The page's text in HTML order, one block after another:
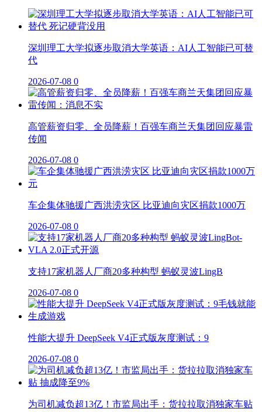
深圳理工大学拟逐步取消大学英语：AI人工智能已可替
代
2026-07-08 0
高管薪资归零、全员降薪！百强车商兰天集团回应暴雷
传闻
2026-07-08 0
车企集体驰援广西洪涝灾区 比亚迪向灾区捐款1000万
2026-07-08 0
支持17家机器人厂商20多种构型 蚂蚁灵波LingB
2026-07-08 0
性能大提升 DeepSeek V4正式版灰度测试：9
2026-07-08 0
为司机减负超13亿！市监局出手：货拉拉取消独家车贴